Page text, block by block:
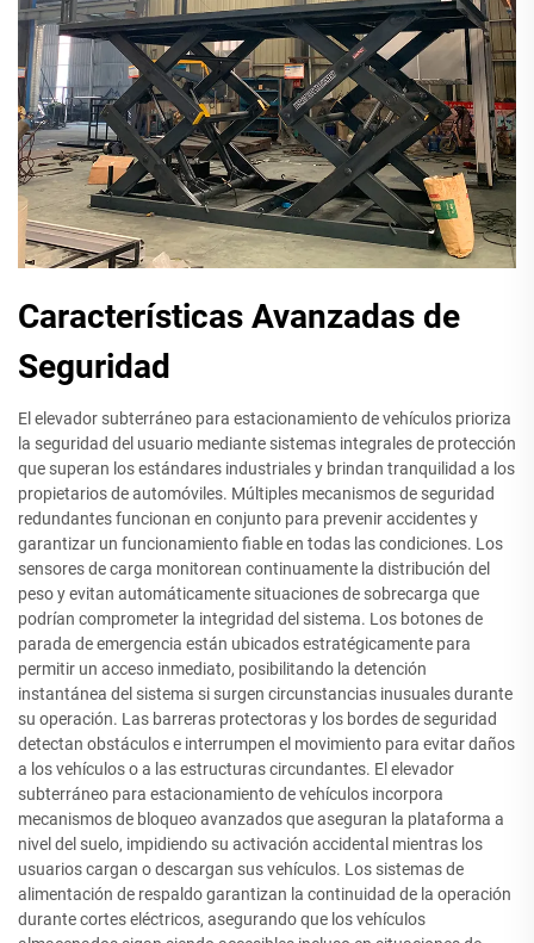
Características Avanzadas de
Seguridad
El elevador subterráneo para estacionamiento de vehículos prioriza
la seguridad del usuario mediante sistemas integrales de protección
que superan los estándares industriales y brindan tranquilidad a los
propietarios de automóviles. Múltiples mecanismos de seguridad
redundantes funcionan en conjunto para prevenir accidentes y
garantizar un funcionamiento fiable en todas las condiciones. Los
sensores de carga monitorean continuamente la distribución del
peso y evitan automáticamente situaciones de sobrecarga que
podrían comprometer la integridad del sistema. Los botones de
parada de emergencia están ubicados estratégicamente para
permitir un acceso inmediato, posibilitando la detención
instantánea del sistema si surgen circunstancias inusuales durante
su operación. Las barreras protectoras y los bordes de seguridad
detectan obstáculos e interrumpen el movimiento para evitar daños
a los vehículos o a las estructuras circundantes. El elevador
subterráneo para estacionamiento de vehículos incorpora
mecanismos de bloqueo avanzados que aseguran la plataforma a
nivel del suelo, impidiendo su activación accidental mientras los
usuarios cargan o descargan sus vehículos. Los sistemas de
alimentación de respaldo garantizan la continuidad de la operación
durante cortes eléctricos, asegurando que los vehículos